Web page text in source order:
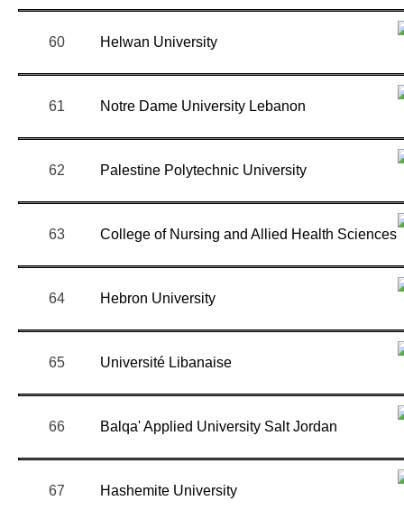
60 Helwan University
61 Notre Dame University Lebanon
62 Palestine Polytechnic University
63 College of Nursing and Allied Health Sciences
64 Hebron University
65 Université Libanaise
66 Balqa' Applied University Salt Jordan
67 Hashemite University